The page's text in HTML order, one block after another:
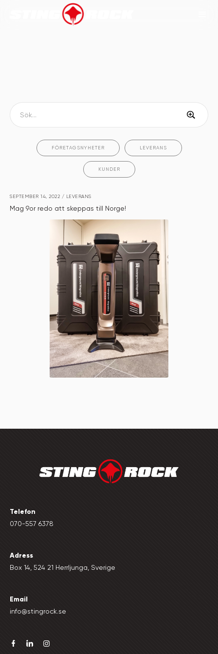
FÖRETAGSNYHETER LEVERANS
KUNDER
SEPTEMBER 14, 2022 / LEVERANS
Mag 9or redo att skeppas till Norge!
Adress
Box 14, 524 21 Herrljunga, Sverige
Telefon
070-557 6378
Email
info@stingrock.se